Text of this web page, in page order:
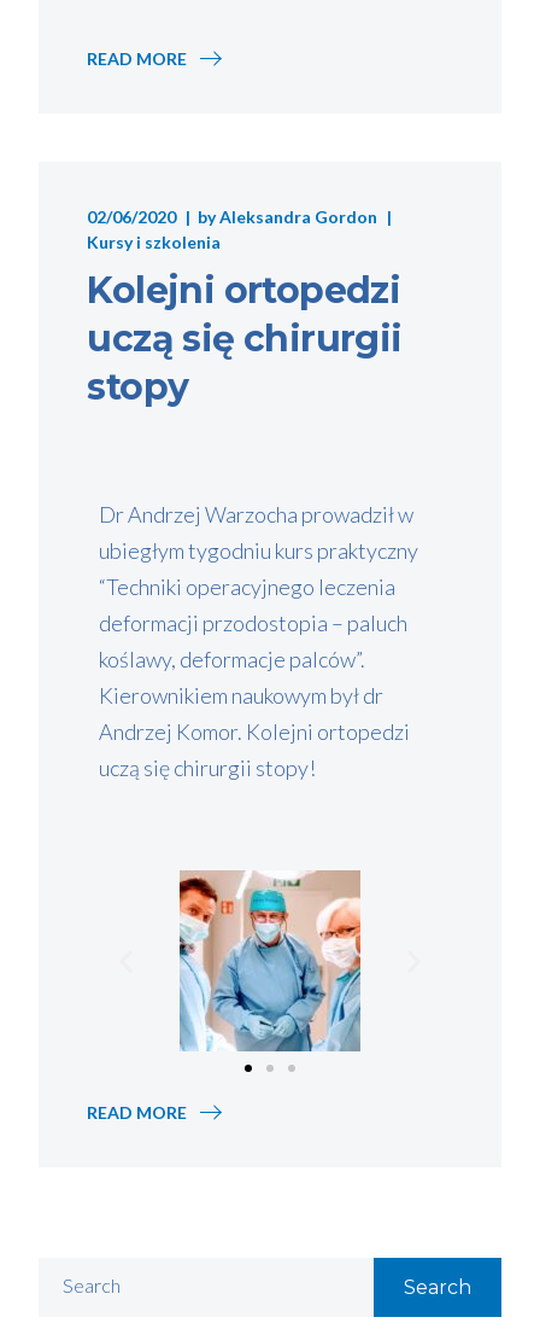
READ MORE
02/06/2020 byAleksandra Gordon
Kursy i szkolenia
Kolejni ortopedzi
uczą się chirurgii
stopy
Dr Andrzej Warzocha prowadził w
ubiegłym tygodniu kurs praktyczny
“Techniki operacyjnego leczenia
deformacji przodostopia – paluch
koślawy, deformacje palców”.
Kierownikiem naukowym był dr
Andrzej Komor. Kolejni ortopedzi
uczą się chirurgii stopy!
READ MORE
Search